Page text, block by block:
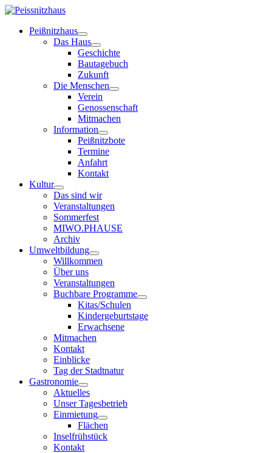
Peißnitzhaus
Das Haus
Geschichte
Bautagebuch
Zukunft
Die Menschen
Verein
Genossenschaft
Mitmachen
Information
Peißnitzbote
Termine
Anfahrt
Kontakt
Kultur
Das sind wir
Veranstaltungen
Sommerfest
MIWO.PHAUSE
Archiv
Umweltbildung
Willkommen
Über uns
Veranstaltungen
Buchbare Programme
Kitas/Schulen
Kindergeburtstage
Erwachsene
Mitmachen
Kontakt
Einblicke
Tag der Stadtnatur
Gastronomie
Aktuelles
Unser Tagesbetrieb
Einmietung
Flächen
Inselfrühstück
Kontakt